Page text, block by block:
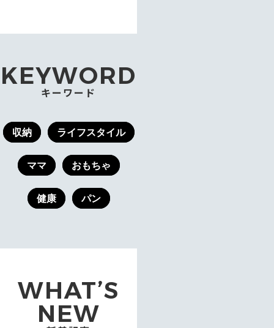
KEYWORD
キーワード
収納 ライフスタイル
ママ おもちゃ
健康 パン
WHAT’S
NEW